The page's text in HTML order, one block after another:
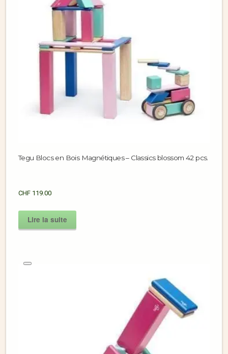
Tegu Blocs en Bois Magnétiques – Classics blossom 42 pcs.
CHF 119.00
Lire la suite